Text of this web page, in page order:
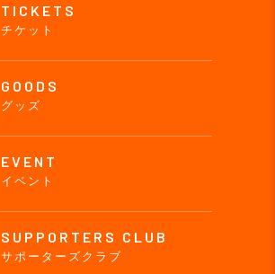
TICKETS
チケット
GOODS
グッズ
EVENT
イベント
SUPPORTERS CLUB
サポーターズクラブ